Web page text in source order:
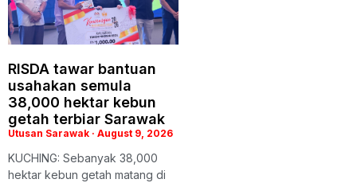
RISDA tawar bantuan
usahakan semula
38,000 hektar kebun
getah terbiar Sarawak
Utusan Sarawak August 9, 2026
KUCHING: Sebanyak 38,000
hektar kebun getah matang di